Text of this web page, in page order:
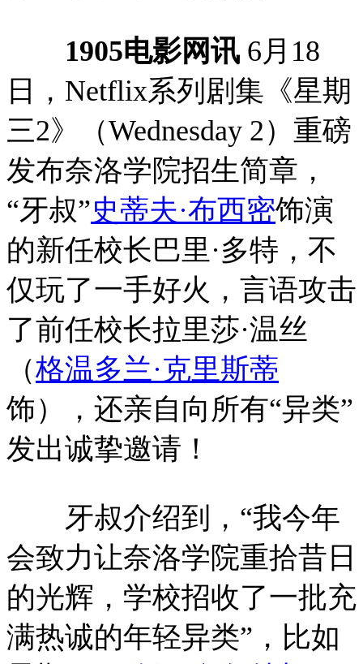
1905电影网讯6月18
日，Netflix系列剧集《星期
三2》（Wednesday 2）重磅
发布奈洛学院招生简章，
“牙叔”史蒂夫·布西密饰演
的新任校长巴里·多特，不
仅玩了一手好火，言语攻击
了前任校长拉里莎·温丝
（格温多兰·克里斯蒂
饰），还亲自向所有“异类”
发出诚挚邀请！
牙叔介绍到，“我今年
会致力让奈洛学院重拾昔日
的光辉，学校招收了一批充
满热诚的年轻异类”，比如